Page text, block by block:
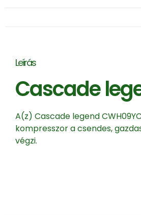
Leírás
Cascade
A(z) Cascade legend
kompresszor a csendes,
végzi.